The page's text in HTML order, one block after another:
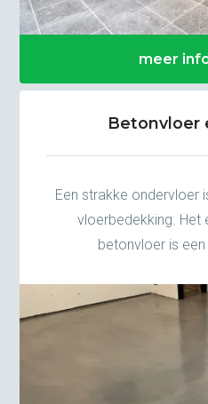
meer
Betonvloer
Een strakke ondervloer
vloerbedekking. Het
betonvloer is een